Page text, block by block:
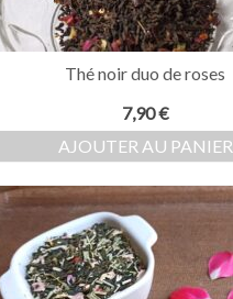
Thé noir duo de roses
7,90€
AJOUTER AU PANIER